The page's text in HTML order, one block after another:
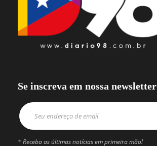
Se inscreva em nossa newsletter
* Receba as últimas notícias em primeira mão!